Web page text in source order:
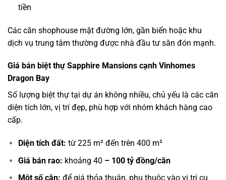
tiền
Các căn shophouse mặt đường lớn, gần biển hoặc khu
dịch vụ trung tâm thường được nhà đầu tư săn đón mạnh.
Giá bán biệt thự Sapphire Mansions cạnh Vinhomes
Dragon Bay
Số lượng biệt thự tại dự án không nhiều, chủ yếu là các căn
diện tích lớn, vị trí đẹp, phù hợp với nhóm khách hàng cao
cấp.
Diện tích đất: từ 225 m² đến trên 400 m²
Giá bán rao: khoảng 40 – 100 tỷ đồng/căn
Một số căn: để giá thỏa thuận, phụ thuộc vào vị trí cụ